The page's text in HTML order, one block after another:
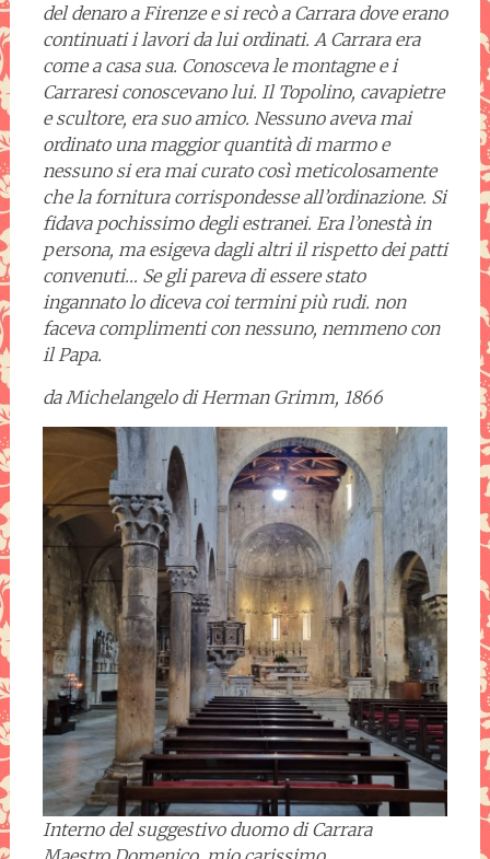
del denaro a Firenze e si recò a Carrara dove erano
continuati i lavori da lui ordinati. A Carrara era
come a casa sua. Conosceva le montagne e i
Carraresi conoscevano lui. Il Topolino, cavapietre
e scultore, era suo amico. Nessuno aveva mai
ordinato una maggior quantità di marmo e
nessuno si era mai curato così meticolosamente
che la fornitura corrispondesse all’ordinazione. Si
fidava pochissimo degli estranei. Era l’onestà in
persona, ma esigeva dagli altri il rispetto dei patti
convenuti… Se gli pareva di essere stato
ingannato lo diceva coi termini più rudi. non
faceva complimenti con nessuno, nemmeno con
il Papa.
da Michelangelo di Herman Grimm, 1866
Interno del suggestivo duomo di Carrara